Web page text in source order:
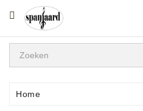
CATEGORIE
Home
InHome